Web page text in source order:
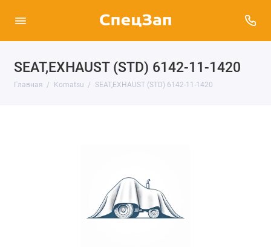
SEAT,EXHAUST (STD) 6142-11-1420
Главная Komatsu SEAT,EXHAUST (STD) 6142-11-1420